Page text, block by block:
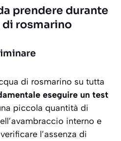
prendere durante
di rosmarino
di rosmarino su tutta
eseguire un test
piccola quantità di
interno e
l’assenza di